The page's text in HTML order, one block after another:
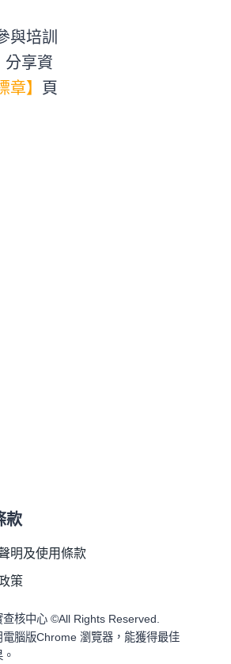
與培訓
分享資
章】
頁
款
明及使用條款
策
查核中心 ©All Rights Reserved.
電腦版Chrome 瀏覽器，能獲得最佳